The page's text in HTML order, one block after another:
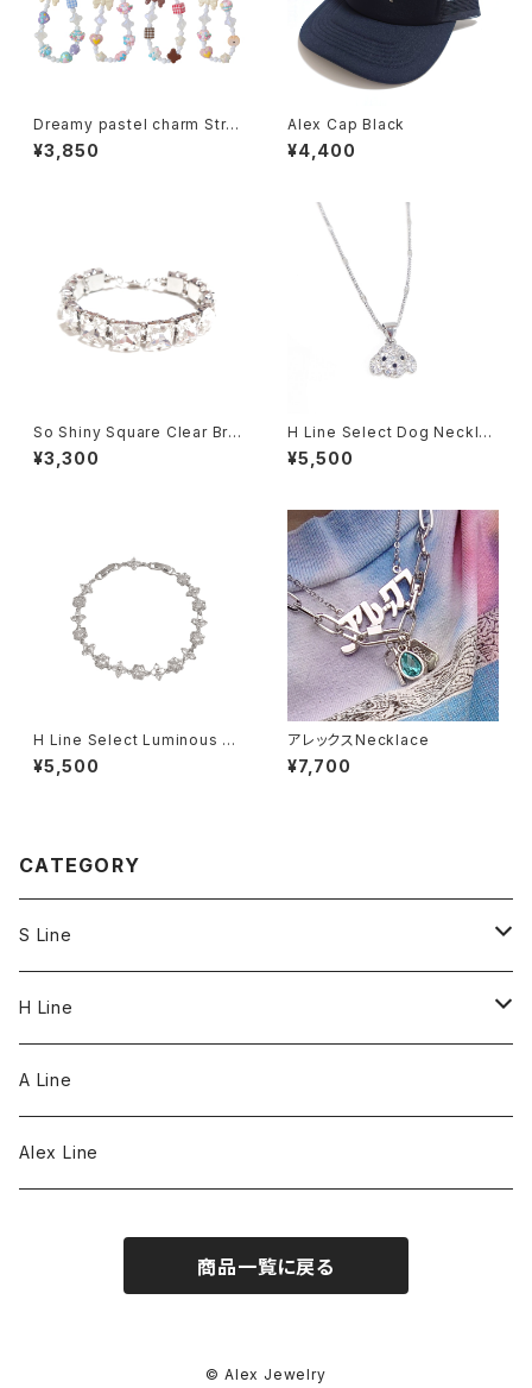
Dreamy pastel charm Stra
p
¥3,850
Alex Cap Black
¥4,400
So Shiny Square Clear Bra
celet
¥3,300
H Line Select Dog Necklac
e
¥5,500
H Line Select Luminous Fl
oral Chain Bracelet
¥5,500
アレックスNecklace
¥7,700
CATEGORY
S Line
S Line Ring & Earrings
H Line
Necklace
Bracelet
A Line
Alex Line
商品一覧に戻る
© Alex Jewelry